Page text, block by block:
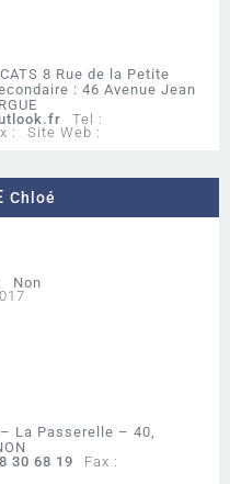
8 Rue de la Petite
: 46 Avenue Jean
Tel :
: Site Web :
Chloé
Non
– La Passerelle – 40,
30 68 19
Fax :